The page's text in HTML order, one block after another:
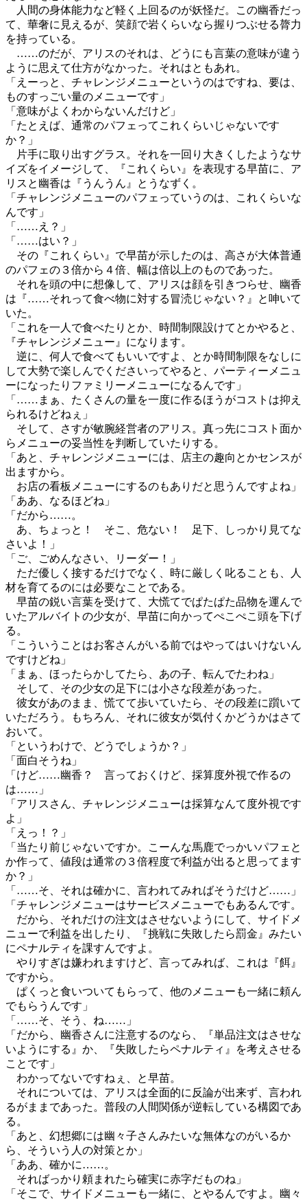
人間の身体能力など軽く上回るのが妖怪だ。この幽香だっ
て、華奢に見えるが、笑顔で岩くらいなら握りつぶせる膂力
を持っている。
……のだが、アリスのそれは、どうにも言葉の意味が違う
ように思えて仕方がなかった。それはともあれ。
「えーっと、チャレンジメニューというのはですね、要は、
ものすっごい量のメニューです」
「意味がよくわからないんだけど」
「たとえば、通常のパフェってこれくらいじゃないです
か？」
片手に取り出すグラス。それを一回り大きくしたようなサ
イズをイメージして、『これくらい』を表現する早苗に、ア
リスと幽香は『うんうん』とうなずく。
「チャレンジメニューのパフェっていうのは、これくらいな
んです」
「……え？」
「……はい？」
その『これくらい』で早苗が示したのは、高さが大体普通
のパフェの３倍から４倍、幅は倍以上のものであった。
それを頭の中に想像して、アリスは顔を引きつらせ、幽香
は『……それって食べ物に対する冒涜じゃない？』と呻いて
いた。
「これを一人で食べたりとか、時間制限設けてとかやると、
『チャレンジメニュー』になります。
逆に、何人で食べてもいいですよ、とか時間制限をなしに
して大勢で楽しんでくださいってやると、パーティーメニュ
ーになったりファミリーメニューになるんです」
「……まぁ、たくさんの量を一度に作るほうがコストは抑え
られるけどねぇ」
そして、さすが敏腕経営者のアリス。真っ先にコスト面か
らメニューの妥当性を判断していたりする。
「あと、チャレンジメニューには、店主の趣向とかセンスが
出ますから。
お店の看板メニューにするのもありだと思うんですよね」
「ああ、なるほどね」
「だから……。
あ、ちょっと！ そこ、危ない！ 足下、しっかり見てな
さいよ！」
「ご、ごめんなさい、リーダー！」
ただ優しく接するだけでなく、時に厳しく叱ることも、人
材を育てるのには必要なことである。
早苗の鋭い言葉を受けて、大慌てでぱたぱた品物を運んで
いたアルバイトの少女が、早苗に向かってぺこぺこ頭を下げ
る。
「こういうことはお客さんがいる前ではやってはいけないん
ですけどね」
「まぁ、ほったらかしてたら、あの子、転んでたわね」
そして、その少女の足下には小さな段差があった。
彼女があのまま、慌てて歩いていたら、その段差に躓いて
いただろう。もちろん、それに彼女が気付くかどうかはさて
おいて。
「というわけで、どうでしょうか？」
「面白そうね」
「けど……幽香？ 言っておくけど、採算度外視で作るの
は……」
「アリスさん、チャレンジメニューは採算なんて度外視です
よ」
「えっ！？」
「当たり前じゃないですか。こーんな馬鹿でっかいパフェと
か作って、値段は通常の３倍程度で利益が出ると思ってます
か？」
「……そ、それは確かに、言われてみればそうだけど……」
「チャレンジメニューはサービスメニューでもあるんです。
だから、それだけの注文はさせないようにして、サイドメ
ニューで利益を出したり、『挑戦に失敗したら罰金』みたい
にペナルティを課すんですよ。
やりすぎは嫌われますけど、言ってみれば、これは『餌』
ですから。
ぱくっと食いついてもらって、他のメニューも一緒に頼ん
でもらうんです」
「……そ、そう、ね……」
「だから、幽香さんに注意するのなら、『単品注文はさせな
いようにする』か、『失敗したらペナルティ』を考えさせる
ことです」
わかってないですねぇ、と早苗。
それについては、アリスは全面的に反論が出来ず、言われ
るがままであった。普段の人間関係が逆転している構図であ
る。
「あと、幻想郷には幽々子さんみたいな無体なのがいるか
ら、そういう人の対策とか」
「ああ、確かに……。
そればっかり頼まれたら確実に赤字だものね」
「そこで、サイドメニューも一緒に、とやるんですよ。幽々